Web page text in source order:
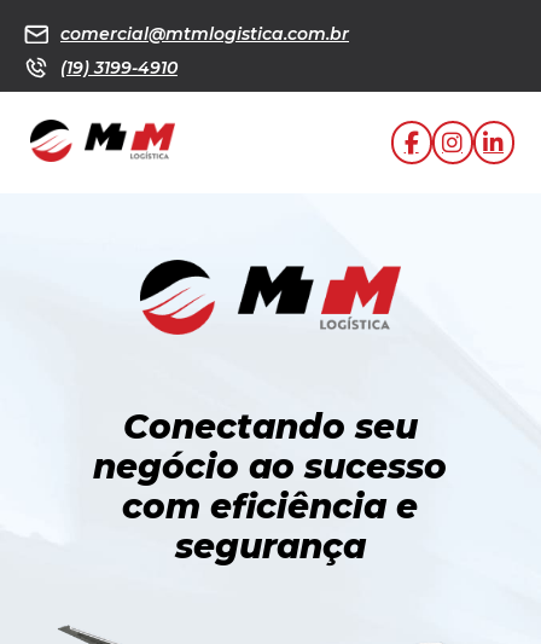
comercial@mtmlogistica.com.br
(19) 3199-4910
Conectando seu
negócio ao sucesso
com eficiência e
segurança